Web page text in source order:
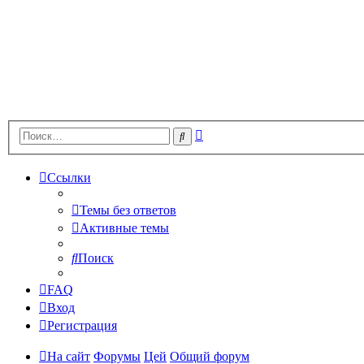
Поиск
Ссылки
Темы без ответов
Активные темы
Поиск
FAQ
Вход
Регистрация
На сайт Форумы Цей Общий форум